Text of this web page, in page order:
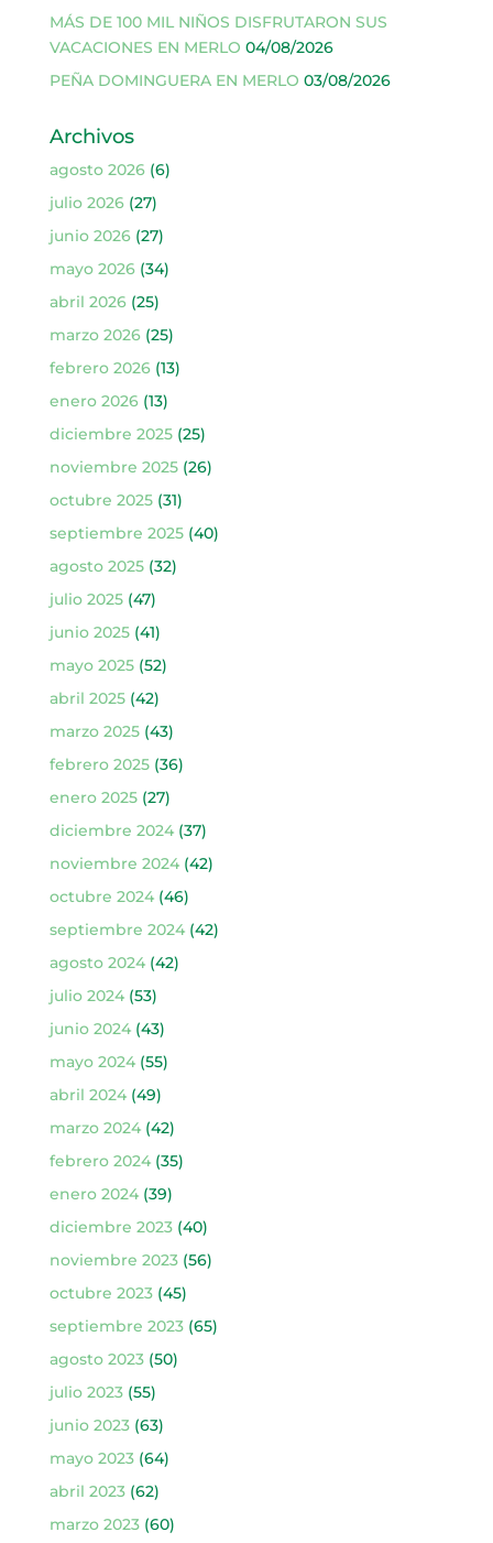
MÁS DE 100 MIL NIÑOS DISFRUTARON SUS
VACACIONES EN MERLO 04/08/2026
PEÑA DOMINGUERA EN MERLO 03/08/2026
Archivos
agosto 2026(6)
julio 2026(27)
junio 2026(27)
mayo 2026(34)
abril 2026(25)
marzo 2026(25)
febrero 2026(13)
enero 2026(13)
diciembre 2025(25)
noviembre 2025(26)
octubre 2025(31)
septiembre 2025(40)
agosto 2025(32)
julio 2025(47)
junio 2025(41)
mayo 2025(52)
abril 2025(42)
marzo 2025(43)
febrero 2025(36)
enero 2025(27)
diciembre 2024(37)
noviembre 2024(42)
octubre 2024(46)
septiembre 2024(42)
agosto 2024(42)
julio 2024(53)
junio 2024(43)
mayo 2024(55)
abril 2024(49)
marzo 2024(42)
febrero 2024(35)
enero 2024(39)
diciembre 2023(40)
noviembre 2023(56)
octubre 2023(45)
septiembre 2023(65)
agosto 2023(50)
julio 2023(55)
junio 2023(63)
mayo 2023(64)
abril 2023(62)
marzo 2023(60)